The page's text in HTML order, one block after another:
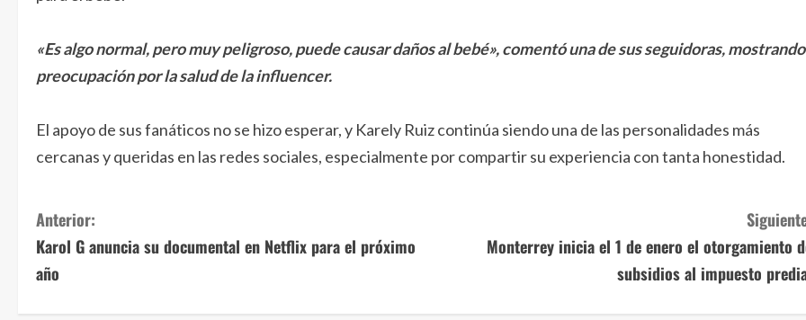
«Es algo normal, pero muy peligroso, puede causar daños al bebé», comentó una de sus seguidoras, mostrando
preocupación por la salud de la influencer.
El apoyo de sus fanáticos no se hizo esperar, y Karely Ruiz continúa siendo una de las personalidades más
cercanas y queridas en las redes sociales, especialmente por compartir su experiencia con tanta honestidad.
S
i
Anterior:
Karol G anuncia su documental en Netflix para el próximo
año
Monterrey inicia el 1 de enero el otorgamiento
subsidios al impuesto